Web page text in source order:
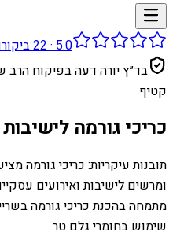
5.0
·
22
בד״ץ יורה דעה בפיקוח
קטיף
כריכי גורמה לישיבות
תובנות עיקריות: כריכי גורמה
ומרשים לישיבות ואירועים
מתמחה בהכנת כריכי גורמה
שימוש בחומרי גלם טר